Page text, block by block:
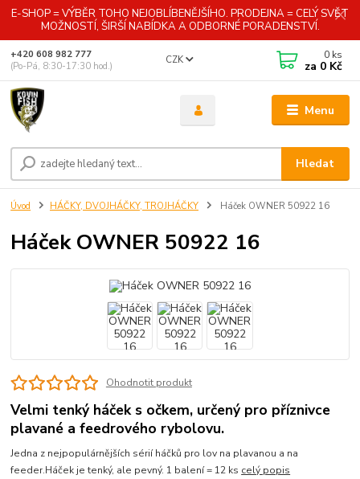
E-SHOP = VÝBĚR TOHO NEJOBLÍBENĚJŠÍHO. PRODEJNA = CELÝ SVĚT
MOŽNOSTÍ, ŠIRŠÍ NABÍDKA A ODBORNÉ PORADENSTVÍ.
Menu
CZK
Hledat
+420 608 982 777
(Po-Pá, 8:30-17:30 hod.)
0 ks
za 0 Kč
Úvod HÁČKY, DVOJHÁČKY, TROJHÁČKY Háček OWNER 50922 16
Háček OWNER 50922 16
Ohodnotit produkt
Velmi tenký háček s očkem, určený pro příznivce
plavané a feedrového rybolovu.
Jedna z nejpopulárnějších sérií háčků pro lov na plavanou a na
feeder.Háček je tenký, ale pevný. 1 balení = 12 ks celý popis